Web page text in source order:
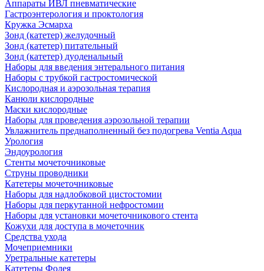
Аппараты ИВЛ пневматические
Гастроэнтерология и проктология
Кружка Эсмарха
Зонд (катетер) желудочный
Зонд (катетер) питательный
Зонд (катетер) дуоденальный
Наборы для введения энтерального питания
Наборы с трубкой гастростомической
Кислородная и аэрозольная терапия
Канюли кислородные
Маски кислородные
Наборы для проведения аэрозольной терапии
Увлажнитель преднаполненный без подогрева Ventia Aqua
Урология
Эндоурология
Стенты мочеточниковые
Струны проводники
Катетеры мочеточниковые
Наборы для надлобковой цистостомии
Наборы для перкутанной нефростомии
Наборы для установки мочеточникового стента
Кожухи для доступа в мочеточник
Средства ухода
Мочеприемники
Уретральные катетеры
Катетеры Фолея